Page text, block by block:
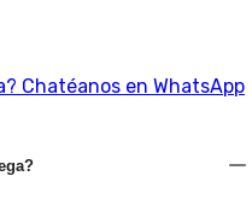
Chatéanos en WhatsApp